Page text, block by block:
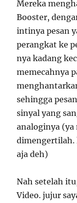
Mereka
Booster,
intinya pesan
perangkat ke
nya kadang
memecahnya
sehingga
sinyal yang
analoginya (ya
dimengertilah.
aja deh)
Nah setelah
Video. jujur